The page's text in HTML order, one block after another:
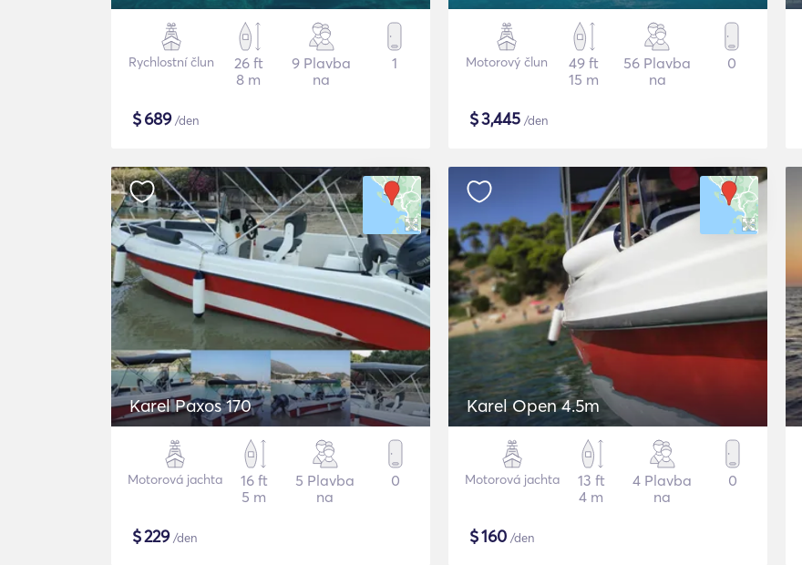
Rychlostní člun
26 ft
8 m
9 Plavba
na
1
$689/den
Motorový člun
49 ft
15 m
56 Plavba
na
0
$3,445 /den
Karel Paxos 170
Motorová jachta
16 ft
5 m
5 Plavba
na
0
$229/den
Karel Open 4.5m
Motorová jachta
13 ft
4 m
4 Plavba
na
0
$160 /den